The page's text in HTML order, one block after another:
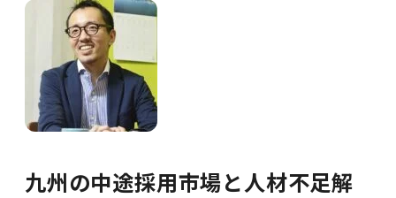
九州の中途採用市場と人材不足解